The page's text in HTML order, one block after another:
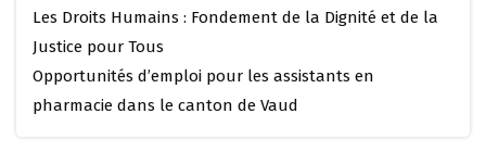
Les Droits Humains : Fondement de la Dignité et de la
Justice pour Tous
Opportunités d’emploi pour les assistants en
pharmacie dans le canton de Vaud